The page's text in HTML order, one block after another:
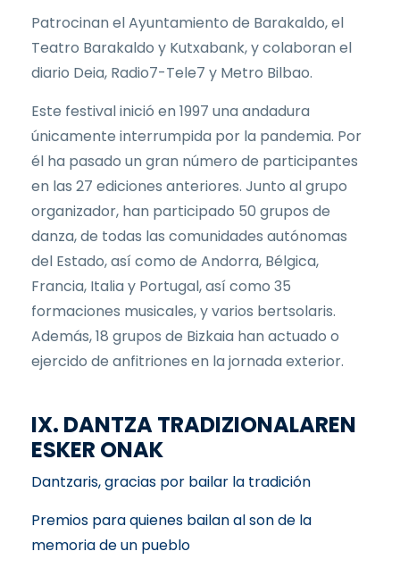
Patrocinan el Ayuntamiento de Barakaldo, el
Teatro Barakaldo y Kutxabank, y colaboran el
diario Deia, Radio7-Tele7 y Metro Bilbao.
Este festival inició en 1997 una andadura
únicamente interrumpida por la pandemia. Por
él ha pasado un gran número de participantes
en las 27 ediciones anteriores. Junto al grupo
organizador, han participado 50 grupos de
danza, de todas las comunidades autónomas
del Estado, así como de Andorra, Bélgica,
Francia, Italia y Portugal, así como 35
formaciones musicales, y varios bertsolaris.
Además, 18 grupos de Bizkaia han actuado o
ejercido de anfitriones en la jornada exterior.
IX. DANTZA TRADIZIONALAREN
ESKER ONAK
Dantzaris, gracias por bailar la tradición
Premios para quienes bailan al son de la
memoria de un pueblo